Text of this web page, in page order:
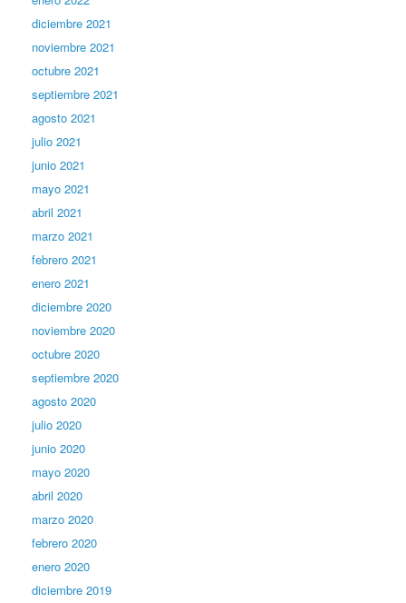
diciembre 2021
noviembre 2021
octubre 2021
septiembre 2021
agosto 2021
julio 2021
junio 2021
mayo 2021
abril 2021
marzo 2021
febrero 2021
enero 2021
diciembre 2020
noviembre 2020
octubre 2020
septiembre 2020
agosto 2020
julio 2020
junio 2020
mayo 2020
abril 2020
marzo 2020
febrero 2020
enero 2020
diciembre 2019